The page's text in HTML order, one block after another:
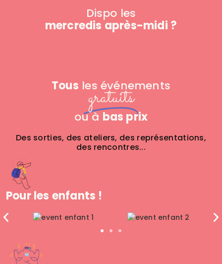
Dispo les
mercredis après-midi ?
Tous les événements
gratuits
ou à bas prix
Des sorties, des ateliers, des représentations,
des rencontres...
Pour les enfants !